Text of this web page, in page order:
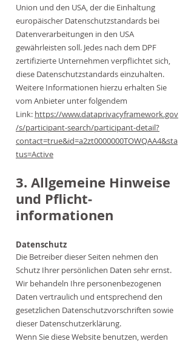
Union und den USA, der die Einhaltung
europäischer Datenschutzstandards bei
Datenverarbeitungen in den USA
gewährleisten soll. Jedes nach dem DPF
zertifizierte Unternehmen verpflichtet sich,
diese Datenschutzstandards einzuhalten.
Weitere Informationen hierzu erhalten Sie
vom Anbieter unter folgendem
Link: https://www.dataprivacyframework.gov
/s/participant-search/participant-detail?
contact=true&id=a2zt0000000TOWQAA4&sta
tus=Active
3. Allgemeine Hinweise
und Pflicht­
informationen
Datenschutz
Die Betreiber dieser Seiten nehmen den
Schutz Ihrer persönlichen Daten sehr ernst.
Wir behandeln Ihre personenbezogenen
Daten vertraulich und entsprechend den
gesetzlichen Datenschutzvorschriften sowie
dieser Datenschutzerklärung.
Wenn Sie diese Website benutzen, werden